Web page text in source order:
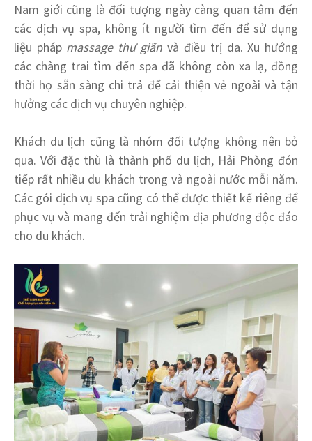
Nam giới cũng là đối tượng ngày càng quan tâm đến
các dịch vụ spa, không ít người tìm đến để sử dụng
liệu pháp massage thư giãn và điều trị da. Xu hướng
các chàng trai tìm đến spa đã không còn xa lạ, đồng
thời họ sẵn sàng chi trả để cải thiện vẻ ngoài và tận
hưởng các dịch vụ chuyên nghiệp.
Khách du lịch cũng là nhóm đối tượng không nên bỏ
qua. Với đặc thù là thành phố du lịch, Hải Phòng đón
tiếp rất nhiều du khách trong và ngoài nước mỗi năm.
Các gói dịch vụ spa cũng có thể được thiết kế riêng để
phục vụ và mang đến trải nghiệm địa phương độc đáo
cho du khách.